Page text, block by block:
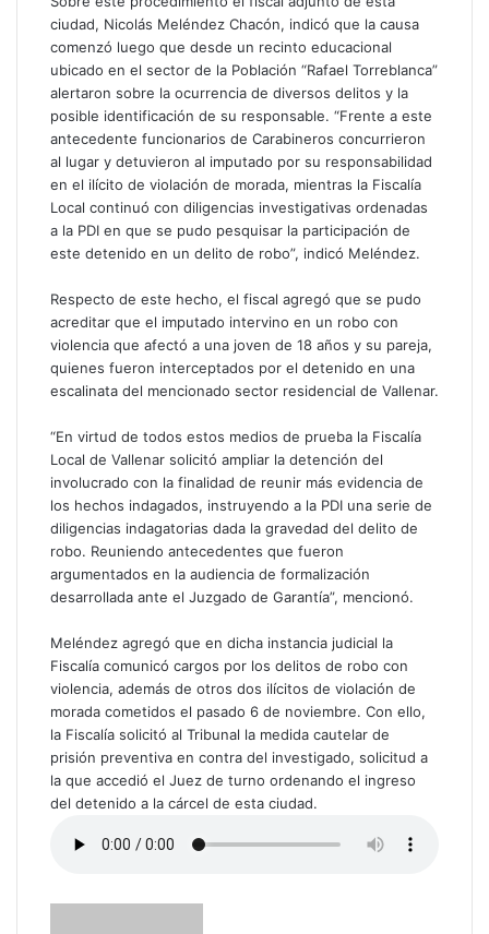
ciudad, Nicolás Meléndez Chacón, indicó que la causa
comenzó luego que desde un recinto educacional
ubicado en el sector de la Población “Rafael Torreblanca”
alertaron sobre la ocurrencia de diversos delitos y la
posible identificación de su responsable. “Frente a este
antecedente funcionarios de Carabineros concurrieron
al lugar y detuvieron al imputado por su responsabilidad
en el ilícito de violación de morada, mientras la Fiscalía
Local continuó con diligencias investigativas ordenadas
a la PDI en que se pudo pesquisar la participación de
este detenido en un delito de robo”, indicó Meléndez.
Respecto de este hecho, el fiscal agregó que se pudo
acreditar que el imputado intervino en un robo con
violencia que afectó a una joven de 18 años y su pareja,
quienes fueron interceptados por el detenido en una
escalinata del mencionado sector residencial de Vallenar.
“En virtud de todos estos medios de prueba la Fiscalía
Local de Vallenar solicitó ampliar la detención del
involucrado con la finalidad de reunir más evidencia de
los hechos indagados, instruyendo a la PDI una serie de
diligencias indagatorias dada la gravedad del delito de
robo. Reuniendo antecedentes que fueron
argumentados en la audiencia de formalización
desarrollada ante el Juzgado de Garantía”, mencionó.
Meléndez agregó que en dicha instancia judicial la
Fiscalía comunicó cargos por los delitos de robo con
violencia, además de otros dos ilícitos de violación de
morada cometidos el pasado 6 de noviembre. Con ello,
la Fiscalía solicitó al Tribunal la medida cautelar de
prisión preventiva en contra del investigado, solicitud a
la que accedió el Juez de turno ordenando el ingreso
del detenido a la cárcel de esta ciudad.